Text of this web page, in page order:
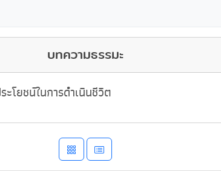
บทความธรรมะ
โยชน์ในการดำเนินชีวิต